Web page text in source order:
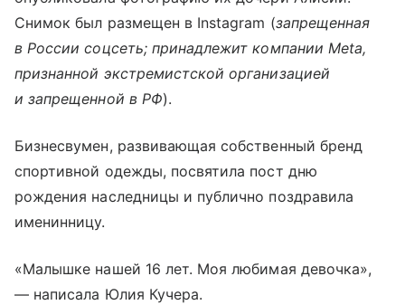
Снимок был размещен в Instagram (запрещенная
в России соцсеть; принадлежит компании Meta,
признанной экстремистской организацией
и запрещенной в РФ).
Бизнесвумен, развивающая собственный бренд
спортивной одежды, посвятила пост дню
рождения наследницы и публично поздравила
именинницу.
«Малышке нашей 16 лет. Моя любимая девочка»,
— написала Юлия Кучера.